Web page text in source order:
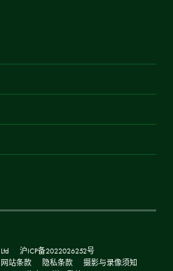
沪ICP备2022026252号
网站条款 隐私条款
摄影与录像须知